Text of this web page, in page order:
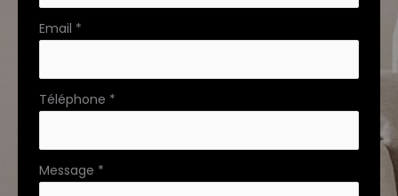
Email *
Téléphone *
Message *